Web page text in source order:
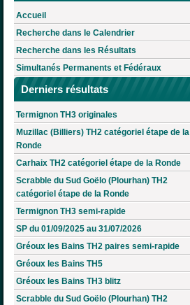
Accueil
Recherche dans le Calendrier
Recherche dans les Résultats
Simultanés Permanents et Fédéraux
Derniers résultats
Termignon TH3 originales
Muzillac (Billiers) TH2 catégoriel étape de la
Ronde
Carhaix TH2 catégoriel étape de la Ronde
Scrabble du Sud Goëlo (Plourhan) TH2
catégoriel étape de la Ronde
Termignon TH3 semi-rapide
SP du 01/09/2025 au 31/07/2026
Gréoux les Bains TH2 paires semi-rapide
Gréoux les Bains TH5
Gréoux les Bains TH3 blitz
Scrabble du Sud Goëlo (Plourhan) TH2